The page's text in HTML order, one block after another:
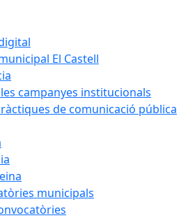
El Castell
campanyes institucionals
de comunicació pública
municipals